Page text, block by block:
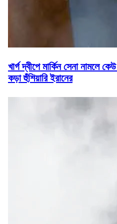
খার্গ দ্বীপে মার্কিন সেনা নামলে
কড়া হুঁশিয়ারি ইরানের